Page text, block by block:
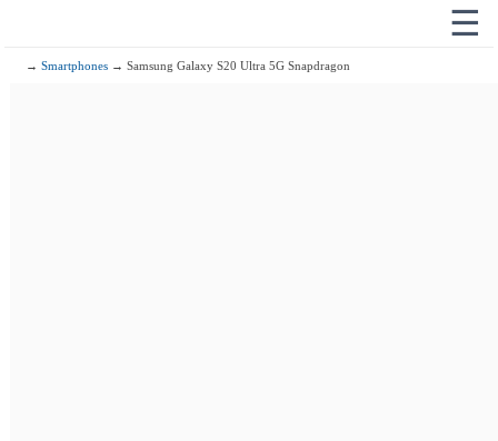
☰
→Smartphones → Samsung Galaxy S20 Ultra 5G Snapdragon